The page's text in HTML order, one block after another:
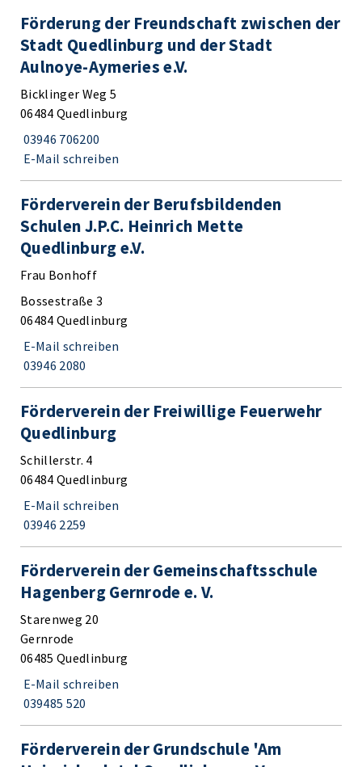
Förderung der Freundschaft zwischen der
Stadt Quedlinburg und der Stadt
Aulnoye-Aymeries e.V.
Bicklinger Weg 5
06484 Quedlinburg
03946 706200
E-Mail schreiben
Förderverein der Berufsbildenden
Schulen J.P.C. Heinrich Mette
Quedlinburg e.V.
Frau Bonhoff
Bossestraße 3
06484 Quedlinburg
E-Mail schreiben
03946 2080
Förderverein der Freiwillige Feuerwehr
Quedlinburg
Schillerstr. 4
06484 Quedlinburg
E-Mail schreiben
03946 2259
Förderverein der Gemeinschaftsschule
Hagenberg Gernrode e. V.
Starenweg 20
Gernrode
06485 Quedlinburg
E-Mail schreiben
039485 520
Förderverein der Grundschule 'Am